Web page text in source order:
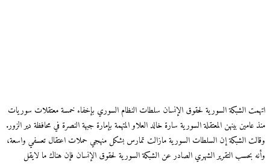
اتهمت الشبكة السورية لحقوق الإنسان سلطات النظام السوري بإخفاء خمسة معتقلات سوريات
منذ عامين بينهن المعتقلة السورية سارة خالد العلاو المتهمة بإمارة جبهة النصرة في محافظة دير الزور.
وقالت الشبكة إن السلطات السورية مازالت تمارس بشكل منهجي حملات اعتقال تعسفي واسعة،
وأنه بحسب التقرير الشهري الصادر عن الشبكة السورية لحقوق الإنسان فإن هناك ما لايقل